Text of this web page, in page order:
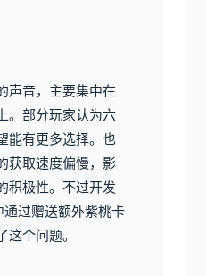
声音，主要集中在
。部分玩家认为六
能有更多选择。也
获取速度偏慢，影
积极性。不过开发
通过赠送额外紫桃卡
个问题。